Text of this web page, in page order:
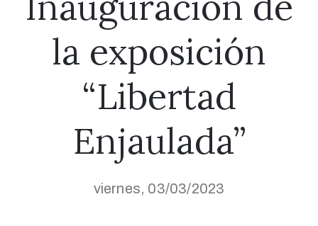
la exposición
“Libertad
Enjaulada”
viernes, 03/03/2023